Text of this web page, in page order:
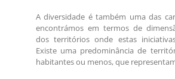
A diversidade é também uma das
encontrámos em termos de
dos territórios onde estas
Existe uma predominância de
habitantes ou menos, que